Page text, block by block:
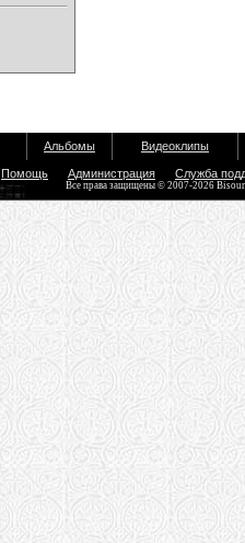
Альбомы Видеоклипы
Помощь Администрация Служба
Все права защищены © 2007-2026